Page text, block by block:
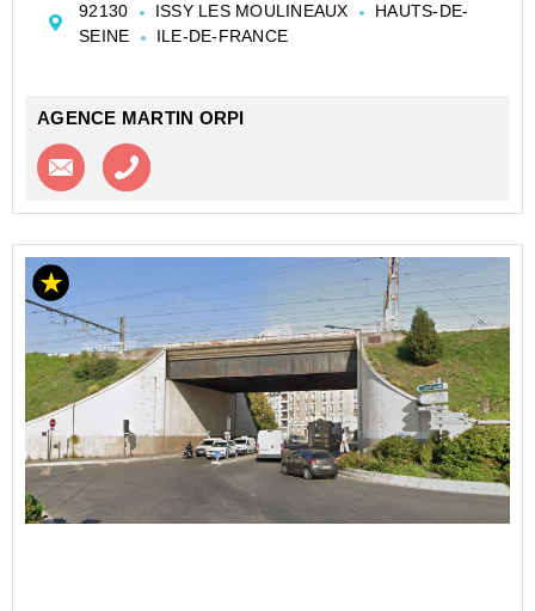
Longueur : 9.30
largueur ; 2.50
92130 ISSY LES MOULINEAUX
HAUTS-DE-
SEINE
ILE-DE-FRANCE
AGENCE MARTIN ORPI
Contacter l'agence